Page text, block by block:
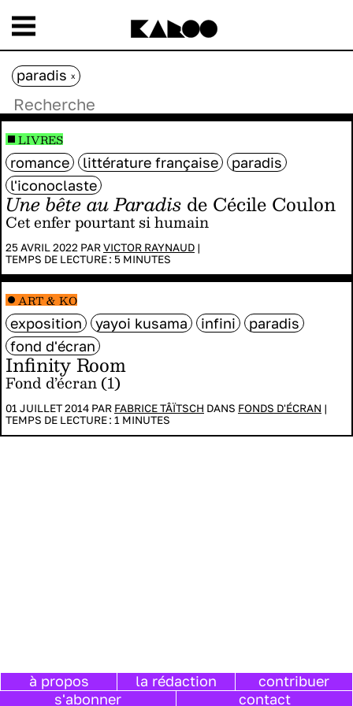
Une bête au Paradis de Cécile Coulon
Cet enfer pourtant si humain
25 AVRIL 2022 PARVICTOR RAYNAUD |
TEMPS DE LECTURE : 5 MINUTES
romance littérature française
paradis
l'iconoclaste
LIVRES
Infinity Room
Fond d’écran (1)
01 JUILLET 2014 PAR FABRICE TÂÏTSCH DANS FONDS D'ÉCRAN |
TEMPS DE LECTURE : 1 MINUTES
exposition yayoi kusama infini
paradis
fond d'écran
ART & KO
paradis x
à propos la rédaction
contribuer
s'abonner
contact